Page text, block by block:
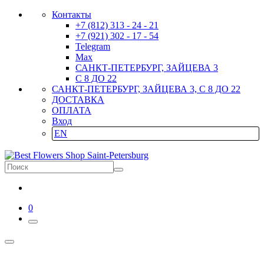
Контакты
+7 (812) 313 - 24 - 21
+7 (921) 302 - 17 - 54
Telegram
Max
САНКТ-ПЕТЕРБУРГ, ЗАЙЦЕВА 3
С 8 ДО 22
САНКТ-ПЕТЕРБУРГ, ЗАЙЦЕВА 3, С 8 ДО 22
ДОСТАВКА
ОПЛАТА
Вход
EN
0